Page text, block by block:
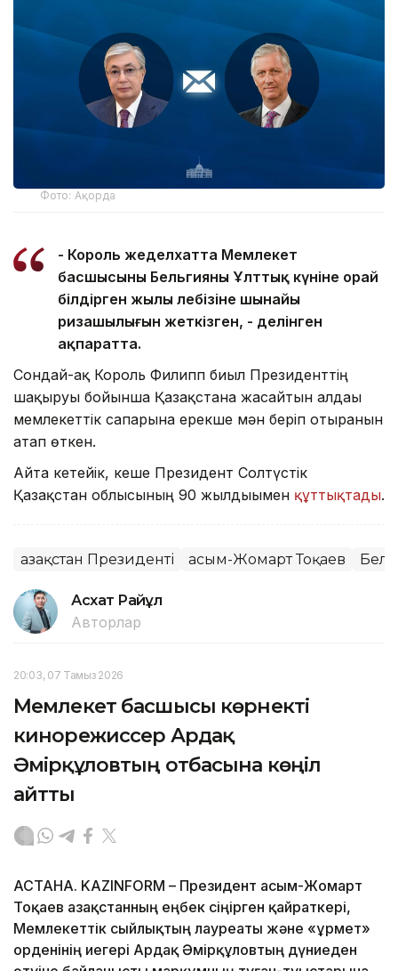
Фото: Ақорда
- Король жеделхатта Мемлекет
басшысының Бельгияның Ұлттық күніне орай
білдірген жылы лебізіне шынайы
ризашылығын жеткізген, - делінген
ақпаратта.
Сондай-ақ Король Филипп биыл Президенттің
шақыруы бойынша Қазақстанға жасайтын алдағы
мемлекеттік сапарына ерекше мән беріп отырғанын
атап өткен.
Айта кетейік, кеше Президент Солтүстік
Қазақстан облысының 90 жылдығымен құттықтады.
Қазақстан Президенті Қасым-Жомарт Тоқаев
Асхат Райқұл
Авторлар
20:03, 07 Тамыз 2026
Мемлекет басшысы көрнекті
кинорежиссер Ардақ
Әмірқұловтың отбасына көңіл
айтты
АСТАНА. KAZINFORM – Президент Қасым-Жомарт
Тоқаев Қазақстанның еңбек сіңірген қайраткері,
Мемлекеттік сыйлықтың лауреаты және «Құрмет»
орденінің иегері Ардақ Әмірқұловтың дүниеден